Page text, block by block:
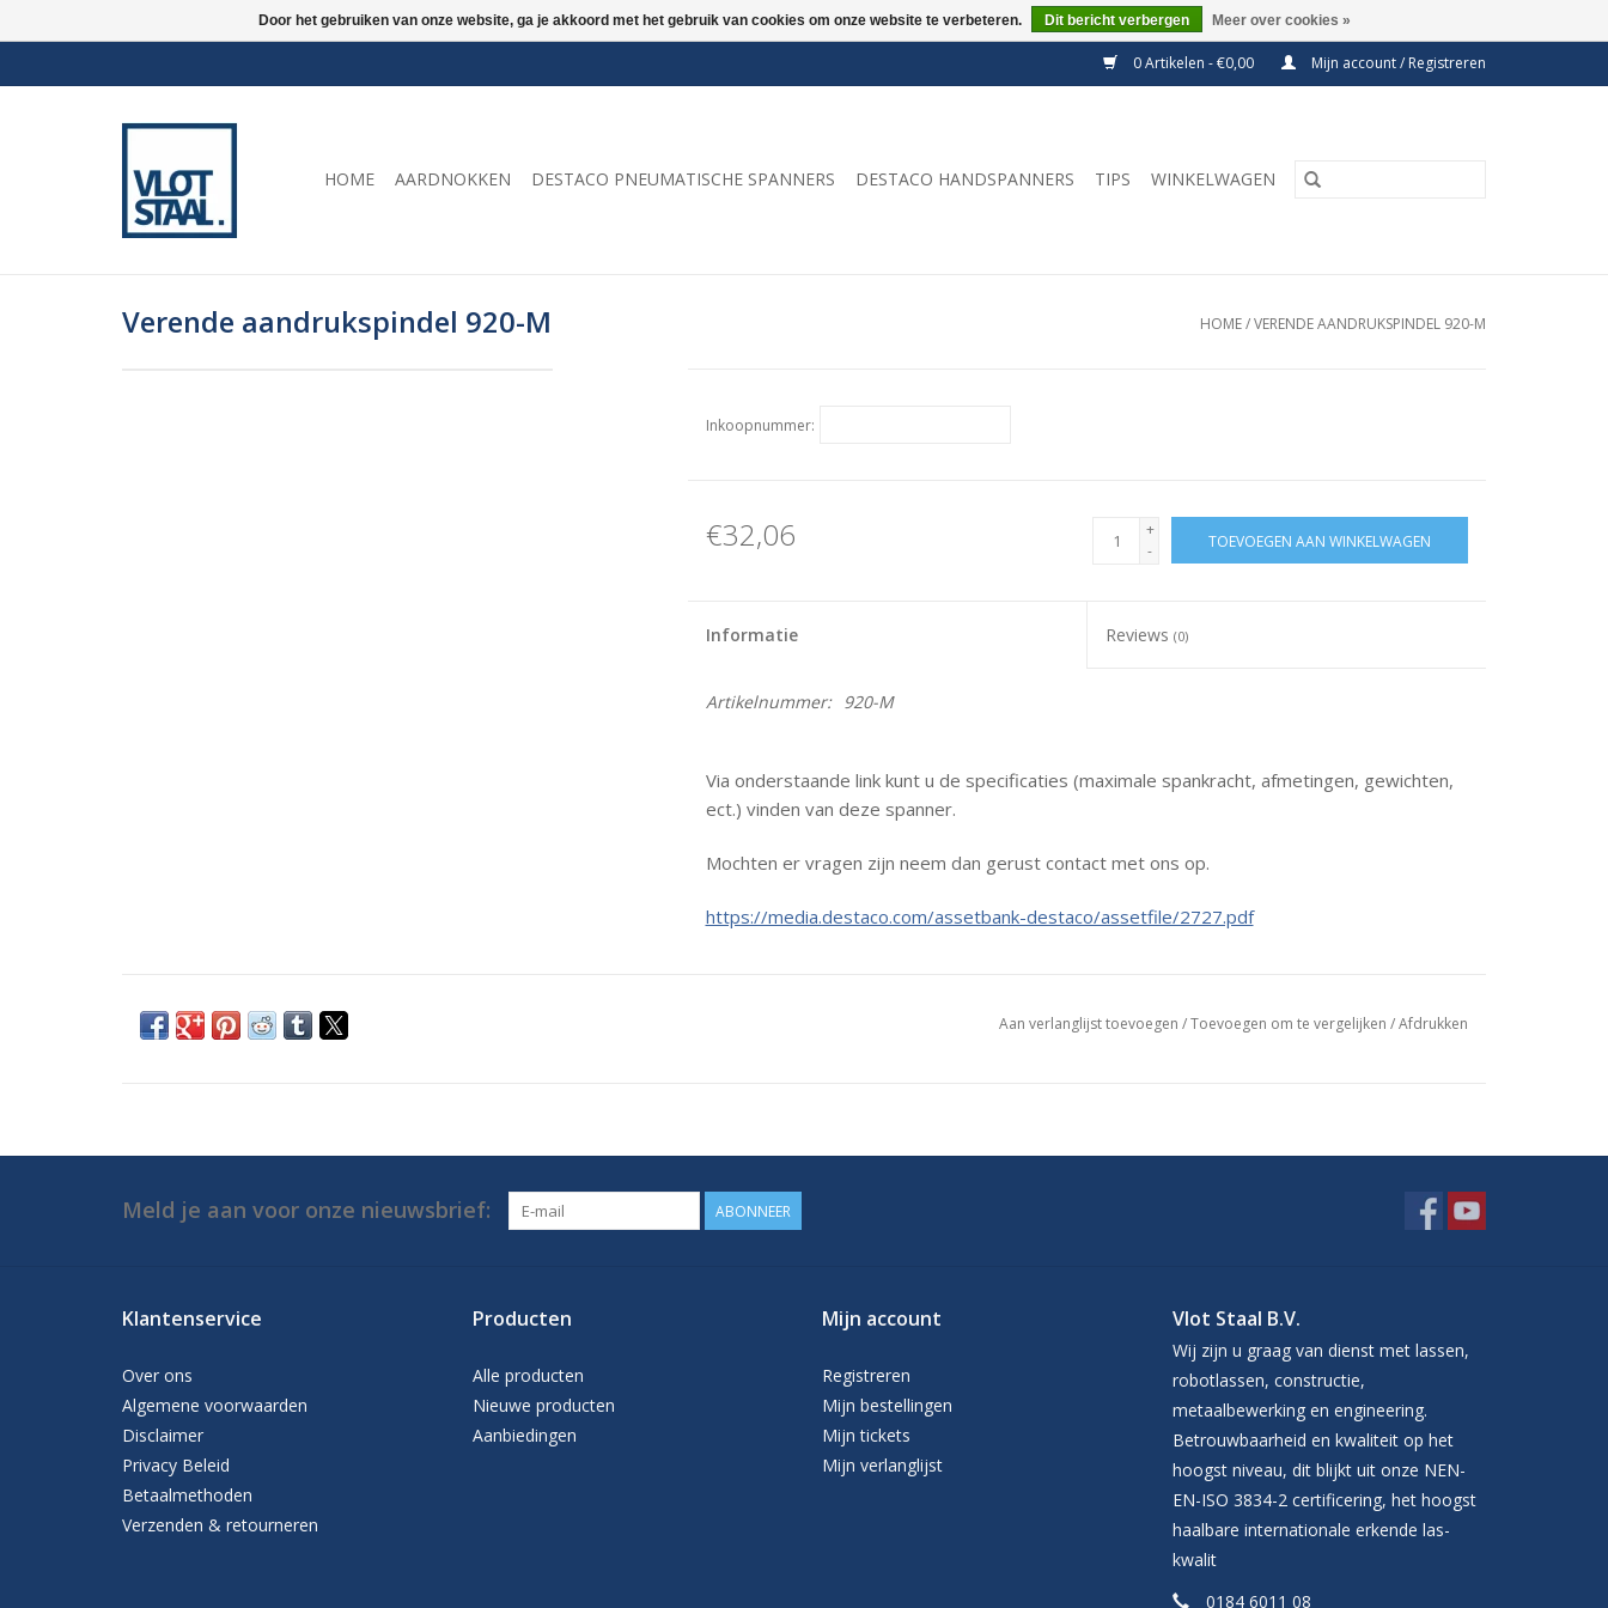
0 Artikelen - €0,00 Mijn account / Registreren
HOME AARDNOKKEN DESTACO PNEUMATISCHE SPANNERS DESTACO HANDSPANNERS TIPS WINKELWAGEN
Verende aandrukspindel 920-M HOME/VERENDE AANDRUKSPINDEL 920-M
Inkoopnummer:
€32,06
+
-
TOEVOEGEN AAN WINKELWAGEN
Informatie Reviews(0)
Artikelnummer: 920-M
Via onderstaande link kunt u de specificaties (maximale spankracht, afmetingen, gewichten,
ect.) vinden van deze spanner.
Mochten er vragen zijn neem dan gerust contact met ons op.
https://media.destaco.com/assetbank-destaco/assetfile/2727.pdf
Aan verlanglijst toevoegen /Toevoegen om te vergelijken /Afdrukken
Meld je aan voor onze nieuwsbrief: ABONNEER
Klantenservice
Over ons
Algemene voorwaarden
Disclaimer
Privacy Beleid
Betaalmethoden
Verzenden & retourneren
Producten
Alle producten
Nieuwe producten
Aanbiedingen
Mijn account
Registreren
Mijn bestellingen
Mijn tickets
Mijn verlanglijst
Vlot Staal B.V.
Wij zijn u graag van dienst met lassen,
robotlassen, constructie,
metaalbewerking en engineering.
Betrouwbaarheid en kwaliteit op het
hoogst niveau, dit blijkt uit onze NEN-
EN-ISO 3834-2 certificering, het hoogst
haalbare internationale erkende las-
kwalit
0184 6011 08
Door het gebruiken van onze website, ga je akkoord met het gebruik van cookies om onze website te verbeteren. Dit bericht verbergen Meer over cookies »